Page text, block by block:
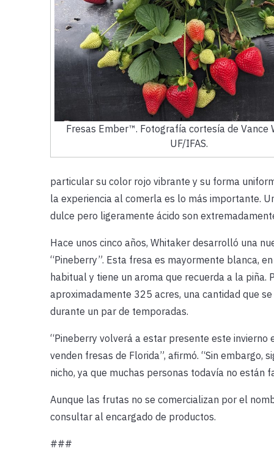
Fresas Ember™. Fotografía cortesía de Vance
UF/IFAS.
particular su color rojo vibrante y su forma
la experiencia al comerla es lo más importante.
dulce pero ligeramente ácido son
Hace unos cinco años, Whitaker desarrolló una
“Pineberry”. Esta fresa es mayormente blanca,
habitual y tiene un aroma que recuerda a la piña.
aproximadamente 325 acres, una cantidad que
durante un par de temporadas.
“Pineberry volverá a estar presente este invierno
venden fresas de Florida”, afirmó. “Sin embargo,
nicho, ya que muchas personas todavía no están
Aunque las frutas no se comercializan por el
consultar al encargado de productos.
###